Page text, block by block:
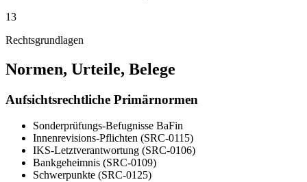
13
Rechtsgrundlagen
Normen, Urteile, Belege
Aufsichtsrechtliche Primärnormen
Sonderprüfungs-Befugnisse BaFin
Innenrevisions-Pflichten (SRC-0115)
IKS-Letztverantwortung (SRC-0106)
Bankgeheimnis (SRC-0109)
Schwerpunkte (SRC-0125)